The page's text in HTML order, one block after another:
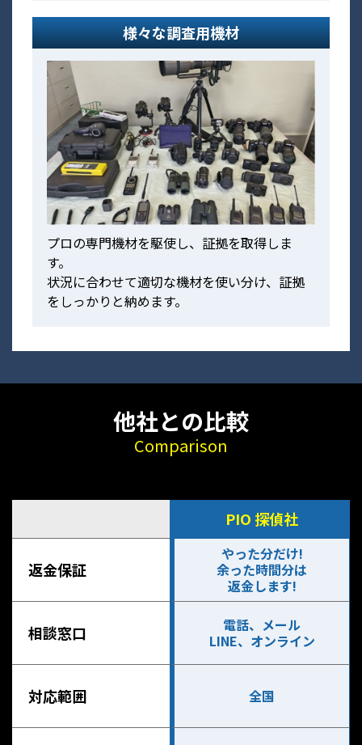
様々な調査用機材
プロの専門機材を駆使し、証拠を取得しま
す。
状況に合わせて適切な機材を使い分け、証拠
をしっかりと納めます。
他社との比較
Comparison
PIO 探偵社
返金保証
やった分だけ!
余った時間分は
返金します!
相談窓口
電話、メール
LINE、オンライン
対応範囲 全国